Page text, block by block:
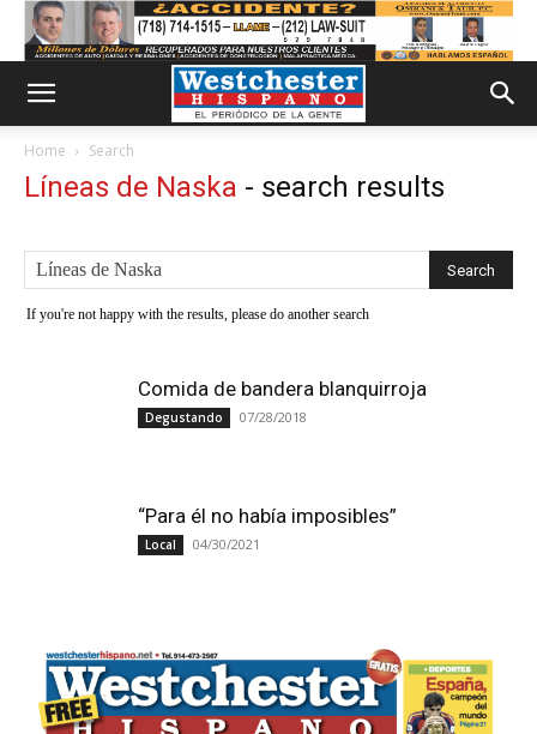
Home Search
Líneas de Naska - search results
If you're not happy with the results, please do another search
Comida de bandera blanquirroja
Degustando 07/28/2018
“Para él no había imposibles”
Local 04/30/2021